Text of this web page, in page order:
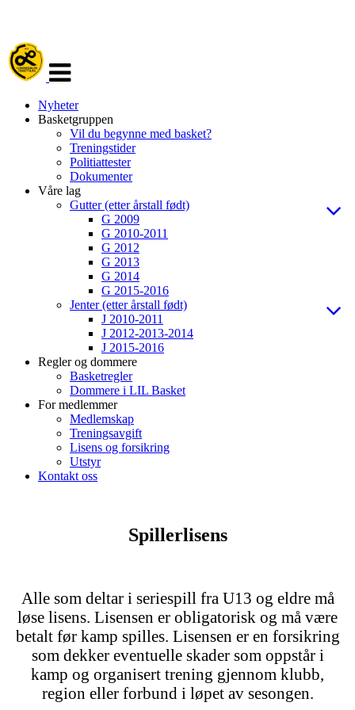
navigasjon
Nyheter
Basketgruppen
Vil du begynne med basket?
Treningstider
Politiattester
Dokumenter
Våre lag
Gutter (etter årstall født)
G 2009
G 2010-2011
G 2012
G 2013
G 2014
G 2015-2016
Jenter (etter årstall født)
J 2010-2011
J 2012-2013-2014
J 2015-2016
Regler og dommere
Basketregler
Dommere i LIL Basket
For medlemmer
Medlemskap
Treningsavgift
Lisens og forsikring
Utstyr
Kontakt oss
Spillerlisens
Alle som deltar i seriespill fra U13 og eldre må
løse lisens. Lisensen er obligatorisk og må være
betalt før kamp spilles. Lisensen er en forsikring
som dekker eventuelle skader som oppstår i
kamp og organisert trening gjennom klubb,
region eller forbund i løpet av sesongen.